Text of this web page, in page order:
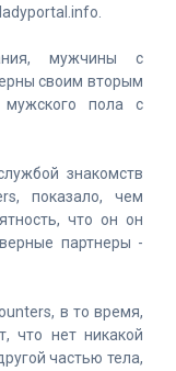
мужчины с
своим вторым
мужского пола с
знакомств
показало, чем
что он он
партнеры -
в то время,
что нет никакой
частью тела,